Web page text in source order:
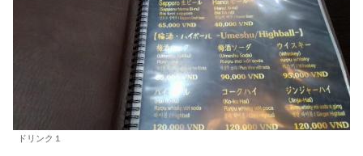
ドリンク１